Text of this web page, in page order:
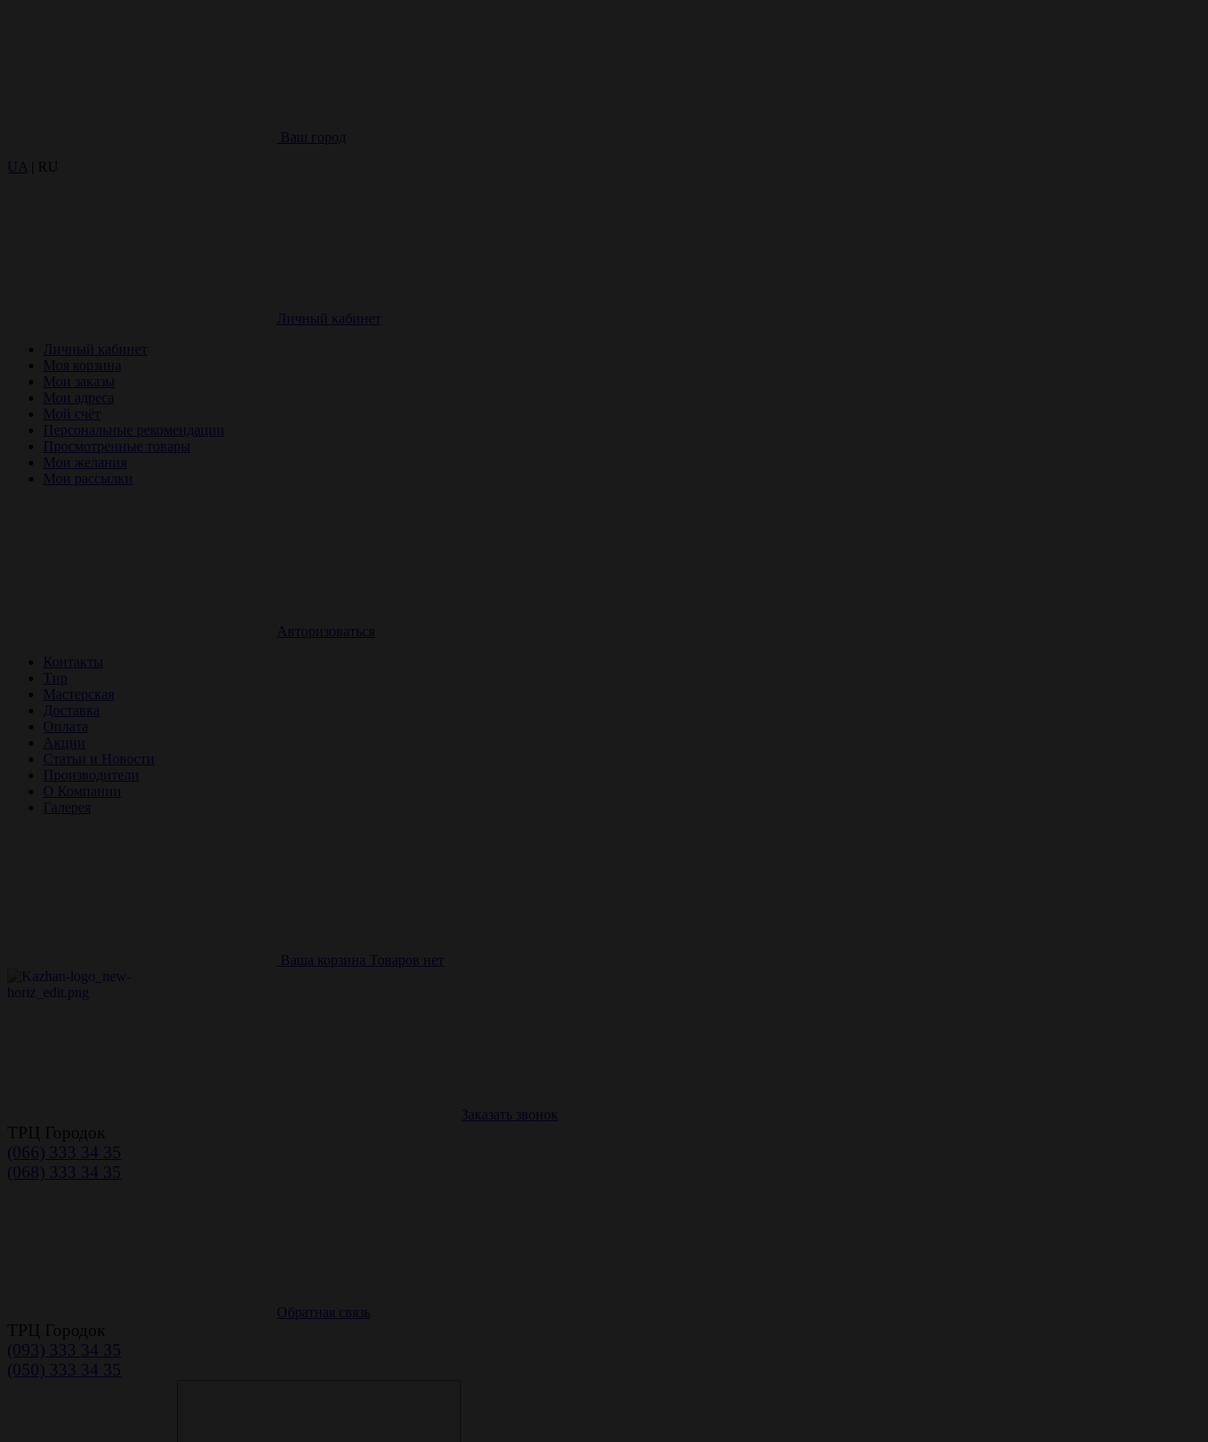
Ваш город
UA
| RU
Личный кабинет
Личный кабинет
Моя корзина
Мои заказы
Мои адреса
Мой счёт
Персональные рекомендации
Просмотренные товары
Мои желания
Мои рассылки
Авторизоваться
Контакты
Тир
Мастерская
Доставка
Оплата
Акции
Статьи и Новости
Производители
О Компании
Галерея
Ваша корзина Товаров нет
Заказать звонок
ТРЦ Городок
(066) 333 34 35
(068) 333 34 35
Обратная связь
ТРЦ Городок
(093) 333 34 35
(050) 333 34 35